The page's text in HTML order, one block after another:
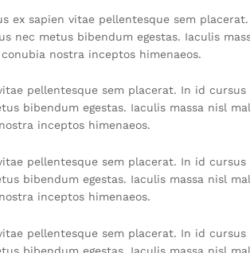
ex sapien vitae pellentesque sem
nec metus bibendum egestas. Iaculis
nostra inceptos himenaeos.
pellentesque sem placerat. In id
bibendum egestas. Iaculis massa nisl
inceptos himenaeos.
pellentesque sem placerat. In id
bibendum egestas. Iaculis massa nisl
inceptos himenaeos.
pellentesque sem placerat. In id